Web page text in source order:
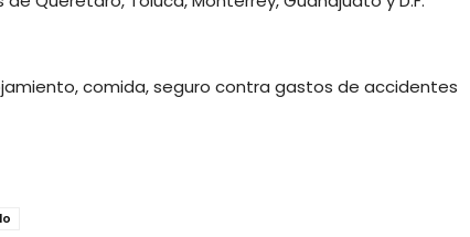
comida, seguro contra gastos de accidentes